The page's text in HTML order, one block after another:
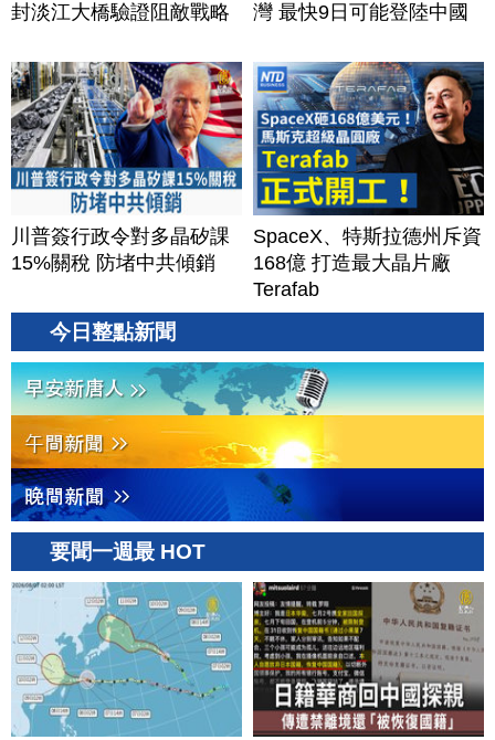
封淡江大橋驗證阻敵戰略
灣 最快9日可能登陸中國
川普簽行政令對多晶矽課
15%關稅 防堵中共傾銷
SpaceX、特斯拉德州斥資
168億 打造最大晶片廠
Terafab
今日整點新聞
要聞一週最 HOT